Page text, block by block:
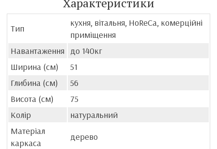
Тип
кухня, вітальня, HoReCa, комерційні
приміщення
Навантаження
до 140кг
Ширина (см)
51
Глибина (см)
56
Висота (см)
75
Колір
натуральний
Матеріал
каркаса
дерево